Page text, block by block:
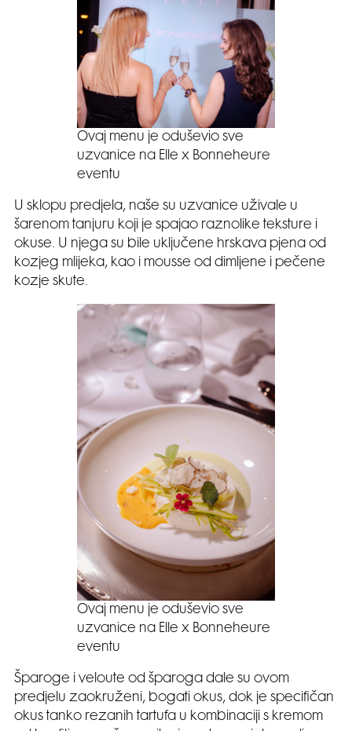
Ovaj menu je oduševio sve
uzvanice na Elle x Bonneheure
eventu
U sklopu predjela, naše su uzvanice uživale u
šarenom tanjuru koji je spajao raznolike teksture i
okuse. U njega su bile uključene hrskava pjena od
kozjeg mlijeka, kao i mousse od dimljene i pečene
kozje skute.
Ovaj menu je oduševio sve
uzvanice na Elle x Bonneheure
eventu
Šparoge i veloute od šparoga dale su ovom
predjelu zaokruženi, bogati okus, dok je specifičan
okus tanko rezanih tartufa u kombinaciji s kremom